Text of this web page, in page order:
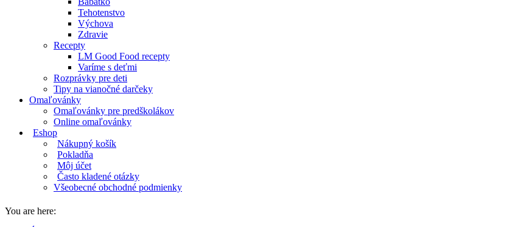
Tehotenstvo
Výchova
Zdravie
Recepty
LM Good Food recepty
Varíme s deťmi
Rozprávky pre deti
Tipy na vianočné darčeky
Omaľovánky
Omaľovánky pre predškolákov
Online omaľovánky
Eshop
Nákupný košík
Pokladňa
Môj účet
Často kladené otázky
Všeobecné obchodné podmienky
You are here: